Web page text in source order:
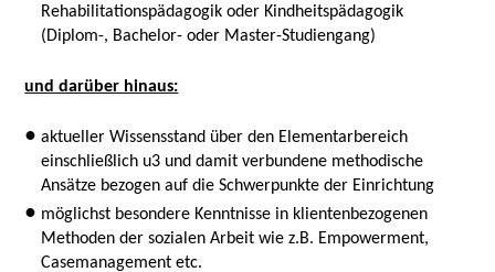
Rehabilitationspädagogik oder Kindheitspädagogik
(Diplom-, Bachelor- oder Master-Studiengang)
und darüber hinaus:
aktueller Wissensstand über den Elementarbereich
einschließlich u3 und damit verbundene methodische
Ansätze bezogen auf die Schwerpunkte der Einrichtung
möglichst besondere Kenntnisse in klientenbezogenen
Methoden der sozialen Arbeit wie z.B. Empowerment,
Casemanagement etc.